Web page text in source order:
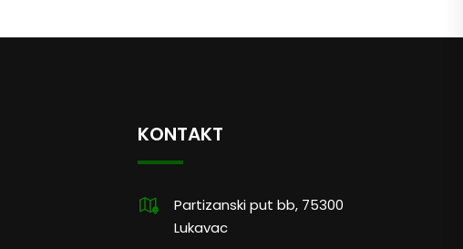
KONTAKT
Partizanski put bb, 75300
Lukavac